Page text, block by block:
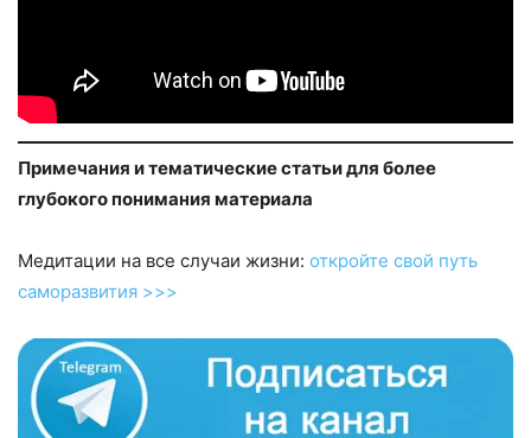
Примечания и тематические статьи для более
глубокого понимания материала
Медитации на все случаи жизни: откройте свой путь
саморазвития >>>